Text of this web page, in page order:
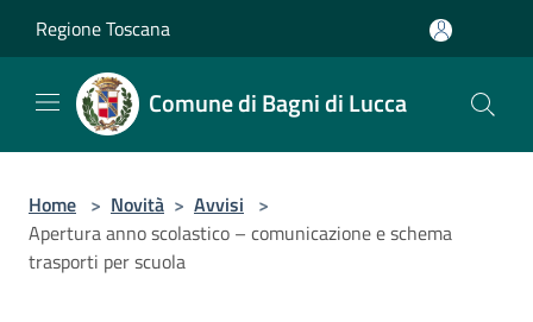
Regione Toscana
Comune di Bagni di Lucca
Home > Novità > Avvisi >
Apertura anno scolastico – comunicazione e schema
trasporti per scuola